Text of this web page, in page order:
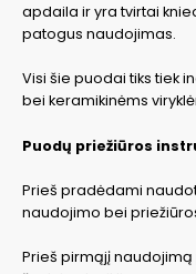
apdaila ir yra tvirtai
patogus naudojimas.
Visi šie puodai tiks tiek
bei keramikinėms
Puodų priežiūros
Prieš pradėdami
naudojimo bei
Prieš pirmąjį